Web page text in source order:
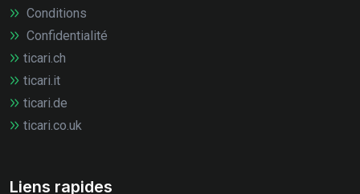
Conditions
Confidentialité
ticari.ch
ticari.it
ticari.de
ticari.co.uk
Liens rapides